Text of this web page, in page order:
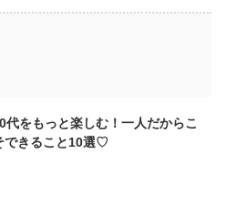
代をもっと楽しむ！一人だからこ
できること10選♡